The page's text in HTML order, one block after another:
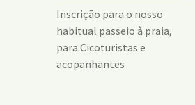
Inscrição para o nosso
habitual passeio à praia,
para Cicoturistas e
acopanhantes